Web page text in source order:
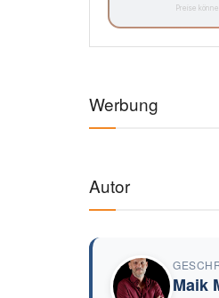
Preise
Werbung
Autor
Maik